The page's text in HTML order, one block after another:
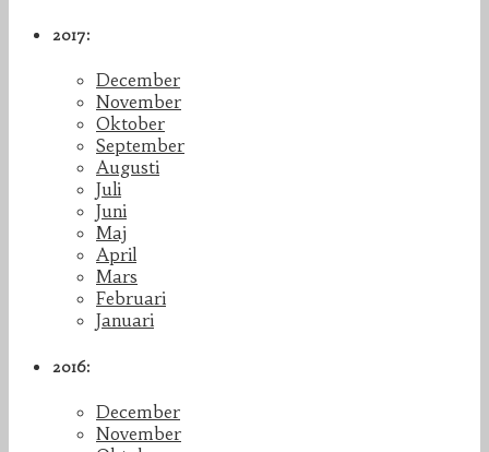
2017:
December
November
Oktober
September
Augusti
Juli
Juni
Maj
April
Mars
Februari
Januari
2016:
December
November